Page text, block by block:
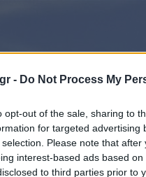
- Do Not Process My
opt-out of the sale, sharing to
for targeted
Please note that
interest-based ads based
to third parties prior to